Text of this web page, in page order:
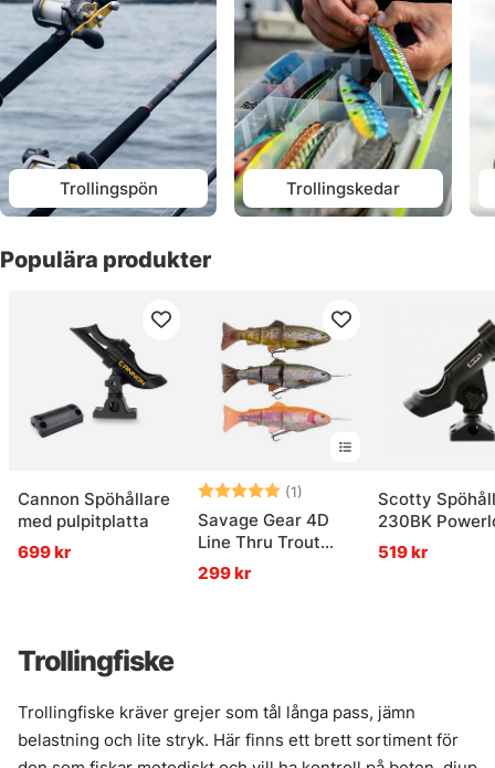
Trollingspön Trollingskedar
Populära produkter
Cannon Spöhållare
med pulpitplatta
699 kr
Betyg: (1)
5.0 utav 5 stjärnor
Savage Gear 4D
Line Thru Trout
25cm
299 kr
Scotty
230BK
inkl. 241 & 242
519 kr
Trollingfiske
Trollingfiske kräver grejer som tål långa pass, jämn
belastning och lite stryk. Här finns ett brett sortiment för